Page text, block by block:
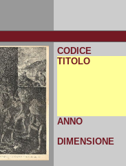
CODICE
TITOLO
ANNO
DIMENSIONE